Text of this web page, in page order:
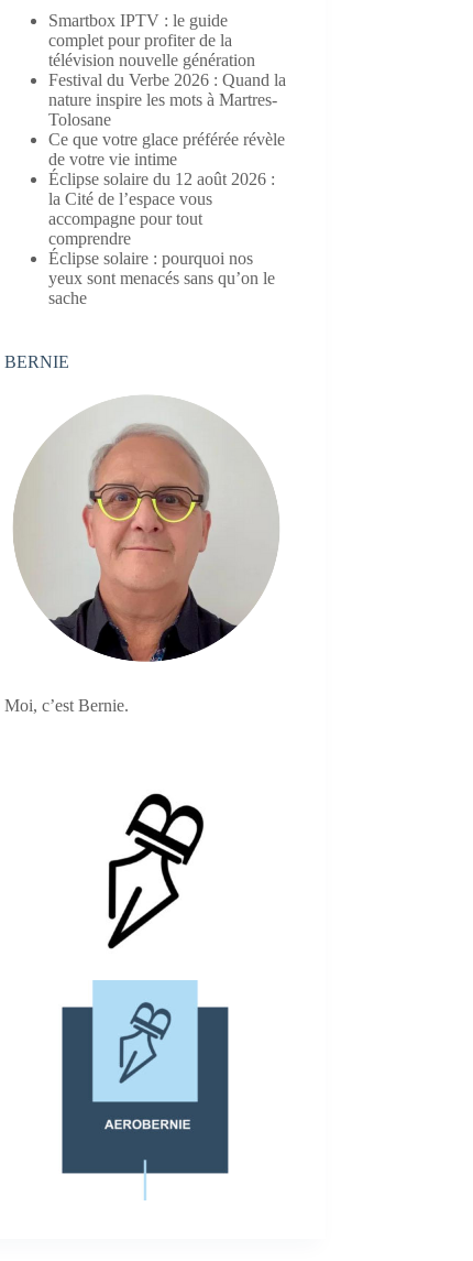
Smartbox IPTV : le guide
complet pour profiter de la
télévision nouvelle génération
Festival du Verbe 2026 : Quand la
nature inspire les mots à Martres-
Tolosane
Ce que votre glace préférée révèle
de votre vie intime
Éclipse solaire du 12 août 2026 :
la Cité de l’espace vous
accompagne pour tout
comprendre
Éclipse solaire : pourquoi nos
yeux sont menacés sans qu’on le
sache
BERNIE
Moi, c’est Bernie.